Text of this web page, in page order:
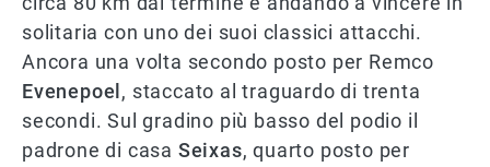
solitaria con uno dei suoi classici attacchi.
Ancora una volta secondo posto per Remco
Evenepoel , staccato al traguardo di trenta
secondi. Sul gradino più basso del podio il
padrone di casa Seixas, quarto posto per